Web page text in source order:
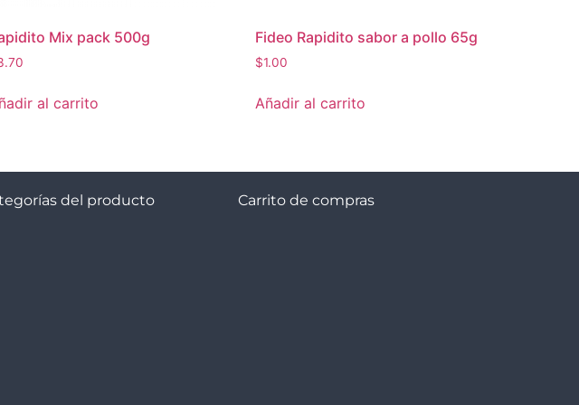
Mix pack 500g
al carrito
Fideo Rapidito sabor a pollo 65g
$1.00
Añadir al carrito
del producto Carrito de compras